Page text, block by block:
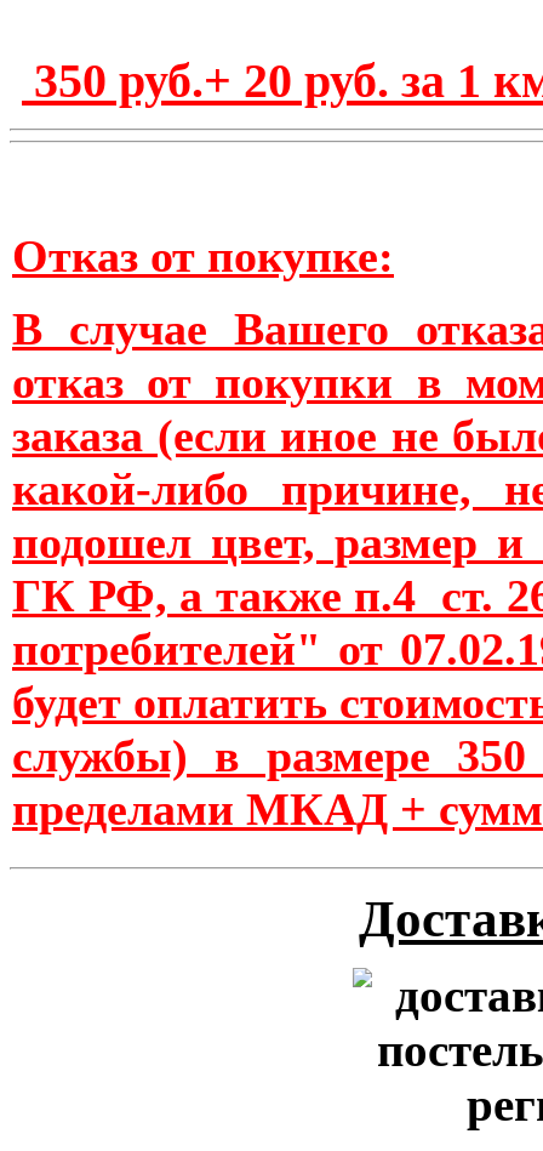
350 руб.+ 20 руб. за 1
Отказ от покупке:
В случае Вашего
отказ от покупки в
заказа (если иное не
какой-либо причине,
подошел цвет, размер и
ГК РФ, а также п.4 ст.
потребителей" от
будет оплатить
службы) в размере
пределами МКАД +